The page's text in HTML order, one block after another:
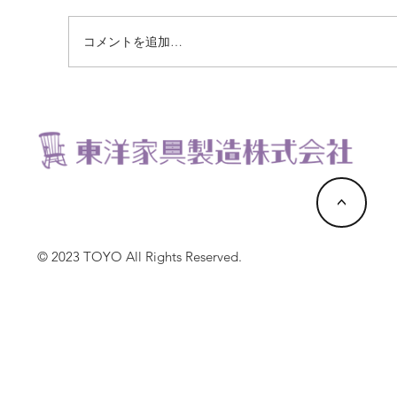
今年も籐椅子揃えております。
コメントを追加…
© 2023 TOYO All Rights Reserved.
<